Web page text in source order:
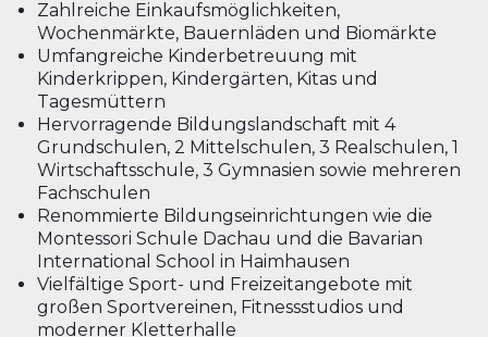
Zahlreiche Einkaufsmöglichkeiten,
Wochenmärkte, Bauernläden und Biomärkte
Umfangreiche Kinderbetreuung mit
Kinderkrippen, Kindergärten, Kitas und
Tagesmüttern
Hervorragende Bildungslandschaft mit 4
Grundschulen, 2 Mittelschulen, 3 Realschulen, 1
Wirtschaftsschule, 3 Gymnasien sowie mehreren
Fachschulen
Renommierte Bildungseinrichtungen wie die
Montessori Schule Dachau und die Bavarian
International School in Haimhausen
Vielfältige Sport- und Freizeitangebote mit
großen Sportvereinen, Fitnessstudios und
moderner Kletterhalle